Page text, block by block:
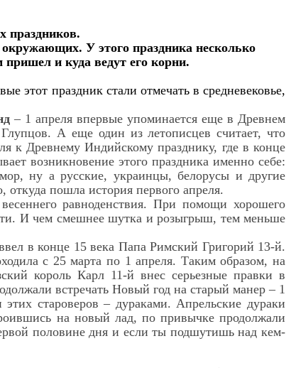
праздников.
У этого праздника несколько
и куда ведут его корни.
этот праздник стали отмечать в средневековье,
– 1 апреля впервые упоминается еще в Древнем
А еще один из летописцев считает, что
к Древнему Индийскому празднику, где в конце
возникновение этого праздника именно себе:
ну а русские, украинцы, белорусы и другие
пошла история первого апреля.
равноденствия. При помощи хорошего
И чем смешнее шутка и розыгрыш, тем меньше
в конце 15 века Папа Римский Григорий 13-й.
с 25 марта по 1 апреля. Таким образом, на
король Карл 11-й внес серьезные правки в
встречать Новый год на старый манер – 1
староверов – дураками. Апрельские дураки
на новый лад, по привычке продолжали
половине дня и если ты подшутишь над кем-